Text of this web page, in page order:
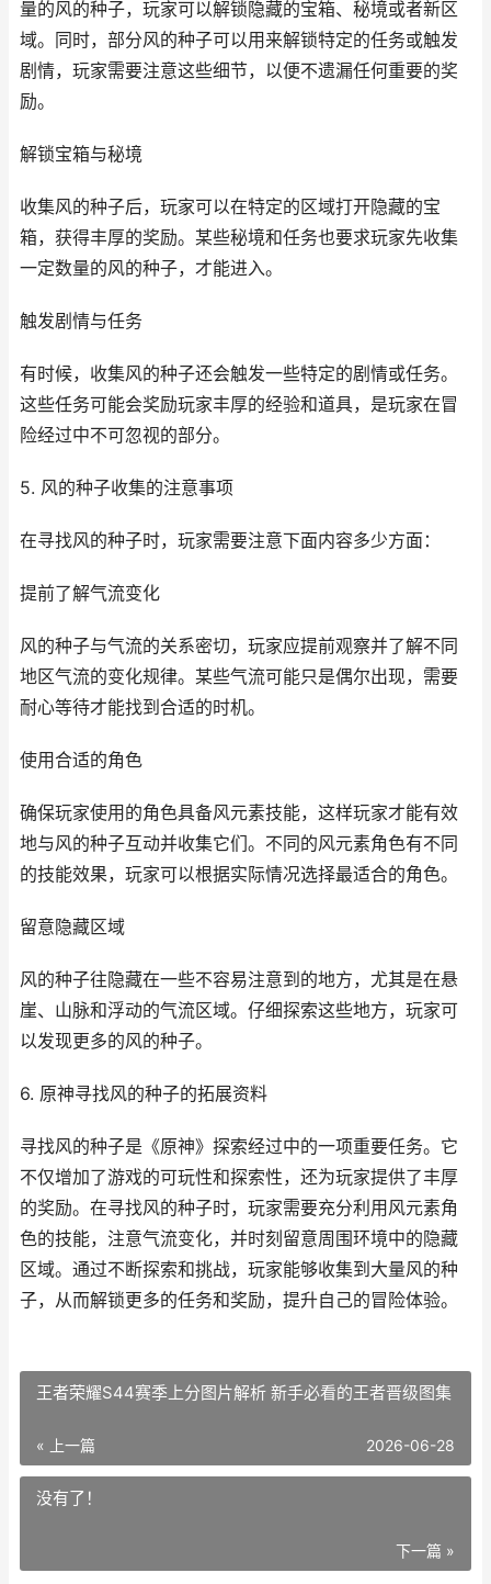
量的风的种子，玩家可以解锁隐藏的宝箱、秘境或者新区
域。同时，部分风的种子可以用来解锁特定的任务或触发
剧情，玩家需要注意这些细节，以便不遗漏任何重要的奖
励。
解锁宝箱与秘境
收集风的种子后，玩家可以在特定的区域打开隐藏的宝
箱，获得丰厚的奖励。某些秘境和任务也要求玩家先收集
一定数量的风的种子，才能进入。
触发剧情与任务
有时候，收集风的种子还会触发一些特定的剧情或任务。
这些任务可能会奖励玩家丰厚的经验和道具，是玩家在冒
险经过中不可忽视的部分。
5. 风的种子收集的注意事项
在寻找风的种子时，玩家需要注意下面内容多少方面：
提前了解气流变化
风的种子与气流的关系密切，玩家应提前观察并了解不同
地区气流的变化规律。某些气流可能只是偶尔出现，需要
耐心等待才能找到合适的时机。
使用合适的角色
确保玩家使用的角色具备风元素技能，这样玩家才能有效
地与风的种子互动并收集它们。不同的风元素角色有不同
的技能效果，玩家可以根据实际情况选择最适合的角色。
留意隐藏区域
风的种子往隐藏在一些不容易注意到的地方，尤其是在悬
崖、山脉和浮动的气流区域。仔细探索这些地方，玩家可
以发现更多的风的种子。
6. 原神寻找风的种子的拓展资料
寻找风的种子是《原神》探索经过中的一项重要任务。它
不仅增加了游戏的可玩性和探索性，还为玩家提供了丰厚
的奖励。在寻找风的种子时，玩家需要充分利用风元素角
色的技能，注意气流变化，并时刻留意周围环境中的隐藏
区域。通过不断探索和挑战，玩家能够收集到大量风的种
子，从而解锁更多的任务和奖励，提升自己的冒险体验。
王者荣耀S44赛季上分图片解析 新手必看的王者晋级图集
« 上一篇 2026-06-28
没有了！
下一篇 »